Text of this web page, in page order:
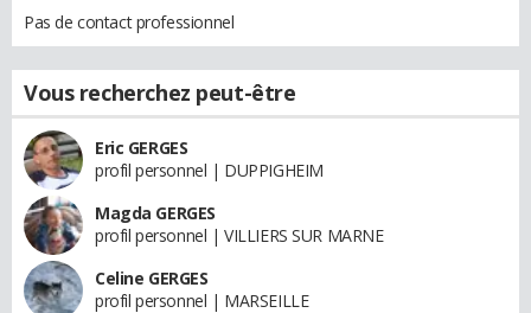
Pas de contact professionnel
Vous recherchez peut-être
Eric GERGES
profil personnel | DUPPIGHEIM
Magda GERGES
profil personnel | VILLIERS SUR MARNE
Celine GERGES
profil personnel | MARSEILLE